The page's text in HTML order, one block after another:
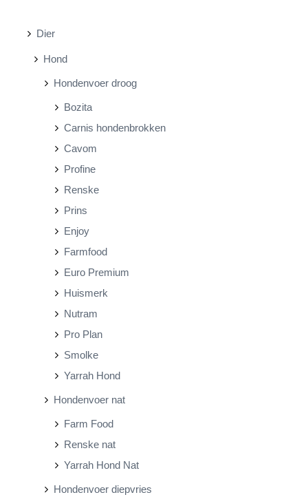
Dier
Hond
Hondenvoer droog
Bozita
Carnis hondenbrokken
Cavom
Profine
Renske
Prins
Enjoy
Farmfood
Euro Premium
Huismerk
Nutram
Pro Plan
Smolke
Yarrah Hond
Hondenvoer nat
Farm Food
Renske nat
Yarrah Hond Nat
Hondenvoer diepvries